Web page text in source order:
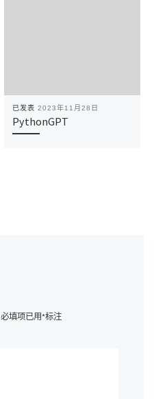
已发表 2023年11月28日
PythonGPT
必填项已用*标注